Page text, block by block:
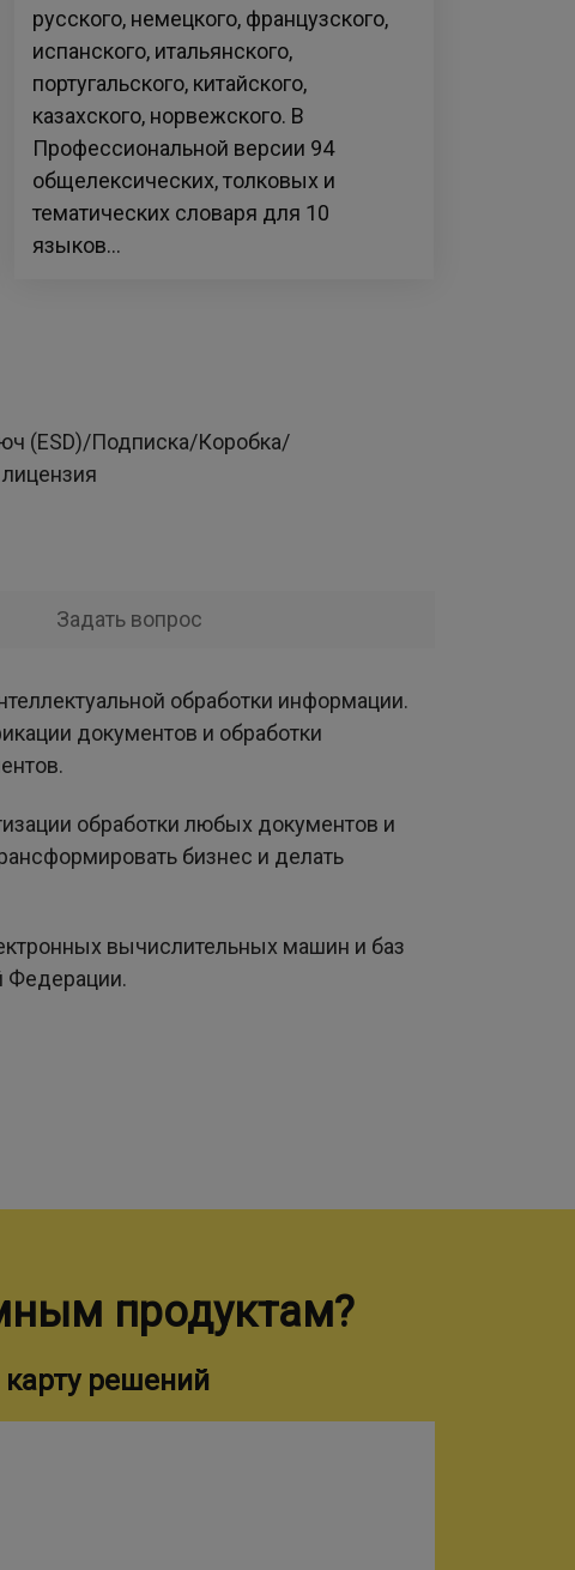
русского, немецкого, французского,
испанского, итальянского,
португальского, китайского,
казахского, норвежского. В
Профессиональной версии 94
общелексических, толковых и
тематических словаря для 10
языков...
(ESD)/Подписка/Коробка/
Задать вопрос
обработки информации.
документов и обработки
обработки любых документов и
бизнес и делать
вычислительных машин и баз
Федерации.
продуктам?
решений